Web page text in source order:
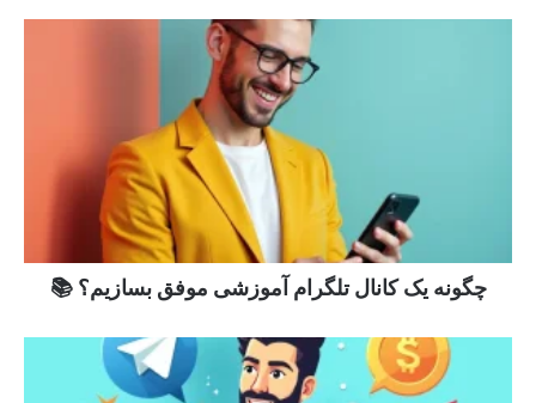
چگونه یک کانال تلگرام آموزشی موفق بسازیم؟ 📚